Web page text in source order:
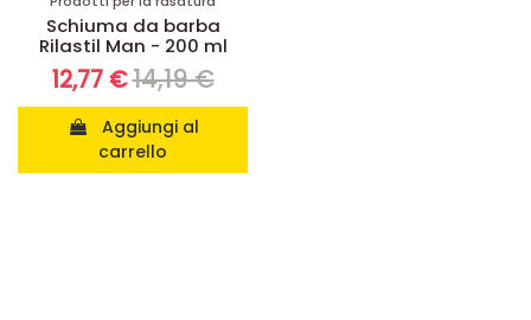
Schiuma da barba
Rilastil Man - 200 ml
12,77 €14,19 €
carrello